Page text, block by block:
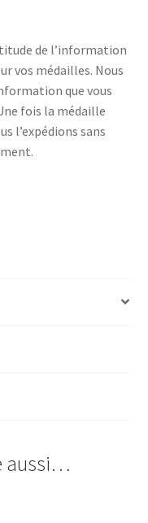
de l’information
vos médailles. Nous
que vous
fois la médaille
l’expédions sans
aussi…